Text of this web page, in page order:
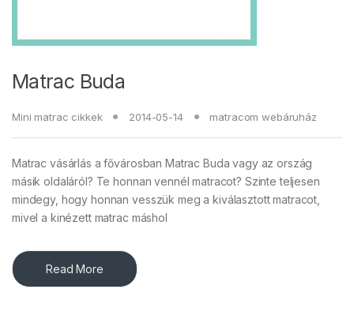
Matrac Buda
Mini matrac cikkek 2014-05-14 matracom webáruház
Matrac vásárlás a fővárosban Matrac Buda vagy az ország
másik oldaláról? Te honnan vennél matracot? Szinte teljesen
mindegy, hogy honnan vesszük meg a kiválasztott matracot,
mivel a kinézett matrac máshol
Read More